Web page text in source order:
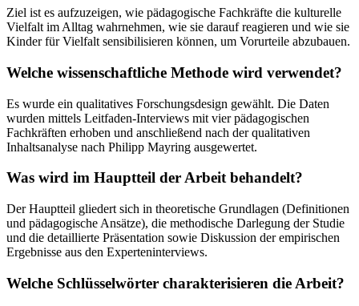
Ziel ist es aufzuzeigen, wie pädagogische Fachkräfte die kulturelle
Vielfalt im Alltag wahrnehmen, wie sie darauf reagieren und wie sie
Kinder für Vielfalt sensibilisieren können, um Vorurteile abzubauen.
Welche wissenschaftliche Methode wird verwendet?
Es wurde ein qualitatives Forschungsdesign gewählt. Die Daten
wurden mittels Leitfaden-Interviews mit vier pädagogischen
Fachkräften erhoben und anschließend nach der qualitativen
Inhaltsanalyse nach Philipp Mayring ausgewertet.
Was wird im Hauptteil der Arbeit behandelt?
Der Hauptteil gliedert sich in theoretische Grundlagen (Definitionen
und pädagogische Ansätze), die methodische Darlegung der Studie
und die detaillierte Präsentation sowie Diskussion der empirischen
Ergebnisse aus den Experteninterviews.
Welche Schlüsselwörter charakterisieren die Arbeit?